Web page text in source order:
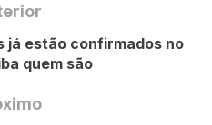
já estão confirmados no
quem são